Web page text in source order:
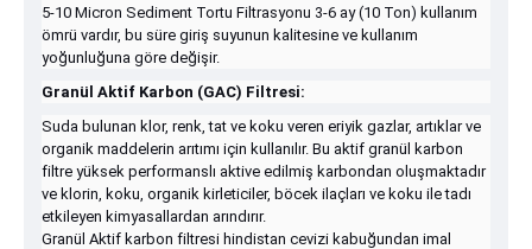
5-10 Micron Sediment Tortu Filtrasyonu 3-6 ay (10 Ton) kullanım
ömrü vardır, bu süre giriş suyunun kalitesine ve kullanım
yoğunluğuna göre değişir.
Granül Aktif Karbon (GAC) Filtresi:
Suda bulunan klor, renk, tat ve koku veren eriyik gazlar, artıklar ve
organik maddelerin arıtımı için kullanılır. Bu aktif granül karbon
filtre yüksek performanslı aktive edilmiş karbondan oluşmaktadır
ve klorin, koku, organik kirleticiler, böcek ilaçları ve koku ile tadı
etkileyen kimyasallardan arındırır.
Granül Aktif karbon filtresi hindistan cevizi kabuğundan imal